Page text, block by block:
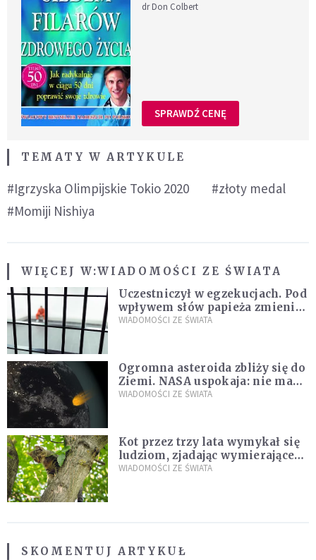
dr Don Colbert
SPRAWDŹ CENĘ
TEMATY W ARTYKULE
#Igrzyska Olimpijskie Tokio 2020
#złoty medal
#Momiji Nishiya
WIĘCEJ W:WIADOMOŚCI ZE ŚWIATA
Uczestniczył w egzekucjach. Pod
wpływem słów papieża zmienił
zdanie
WIADOMOŚCI ZE ŚWIATA
Ogromna asteroida zbliży się do
Ziemi. NASA uspokaja: nie ma
zagrożenia
WIADOMOŚCI ZE ŚWIATA
Kot przez trzy lata wymykał się
ludziom, zjadając wymierające
kaczki. W końcu popełnił
WIADOMOŚCI ZE ŚWIATA
SKOMENTUJ ARTYKUŁ